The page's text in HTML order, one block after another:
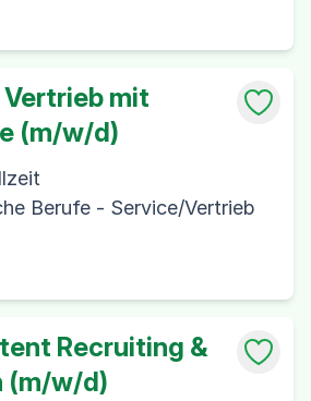
mit
(m/w/d)
Berufe - Service/Vertrieb
Recruiting &
(m/w/d)